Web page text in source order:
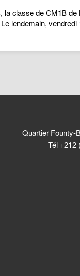
la classe de CM1B
lendemain,
Quartier Founty-
Tél +212